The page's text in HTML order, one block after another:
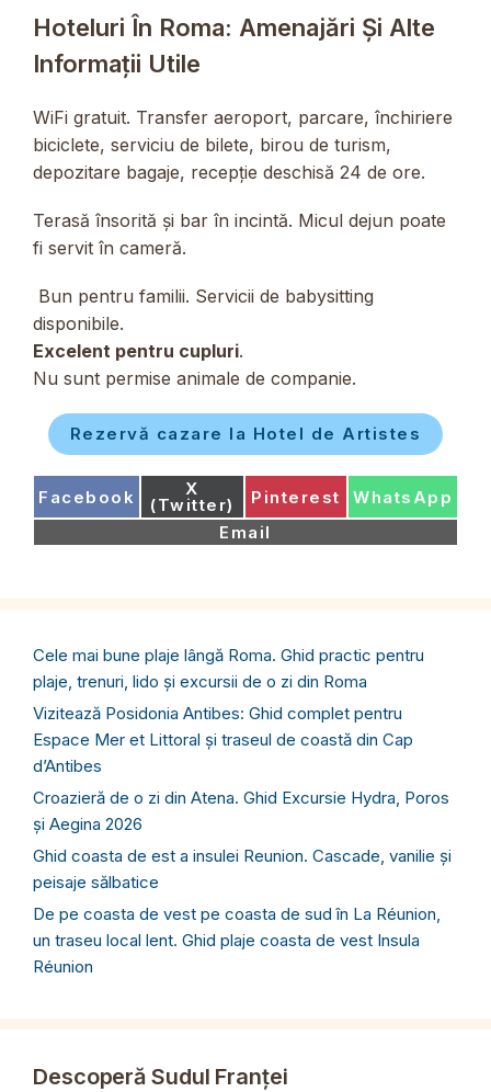
Hoteluri În Roma: Amenajări Și Alte
Informații Utile
WiFi gratuit. Transfer aeroport, parcare, închiriere
biciclete, serviciu de bilete, birou de turism,
depozitare bagaje, recepție deschisă 24 de ore.
Terasă însorită și bar în incintă. Micul dejun poate
fi servit în cameră.
Bun pentru familii. Servicii de babysitting
disponibile.
Excelent pentru cupluri.
Nu sunt permise animale de companie.
Rezervă cazare la Hotel de Artistes
Share
on
Facebook Share
on
X
(Twitter) Share
on
Pinterest Share
on
WhatsApp
Share
on
Email
Cele mai bune plaje lângă Roma. Ghid practic pentru
plaje, trenuri, lido și excursii de o zi din Roma
Vizitează Posidonia Antibes: Ghid complet pentru
Espace Mer et Littoral și traseul de coastă din Cap
d’Antibes
Croazieră de o zi din Atena. Ghid Excursie Hydra, Poros
și Aegina 2026
Ghid coasta de est a insulei Reunion. Cascade, vanilie și
peisaje sălbatice
De pe coasta de vest pe coasta de sud în La Réunion,
un traseu local lent. Ghid plaje coasta de vest Insula
Réunion
Descoperă Sudul Franței